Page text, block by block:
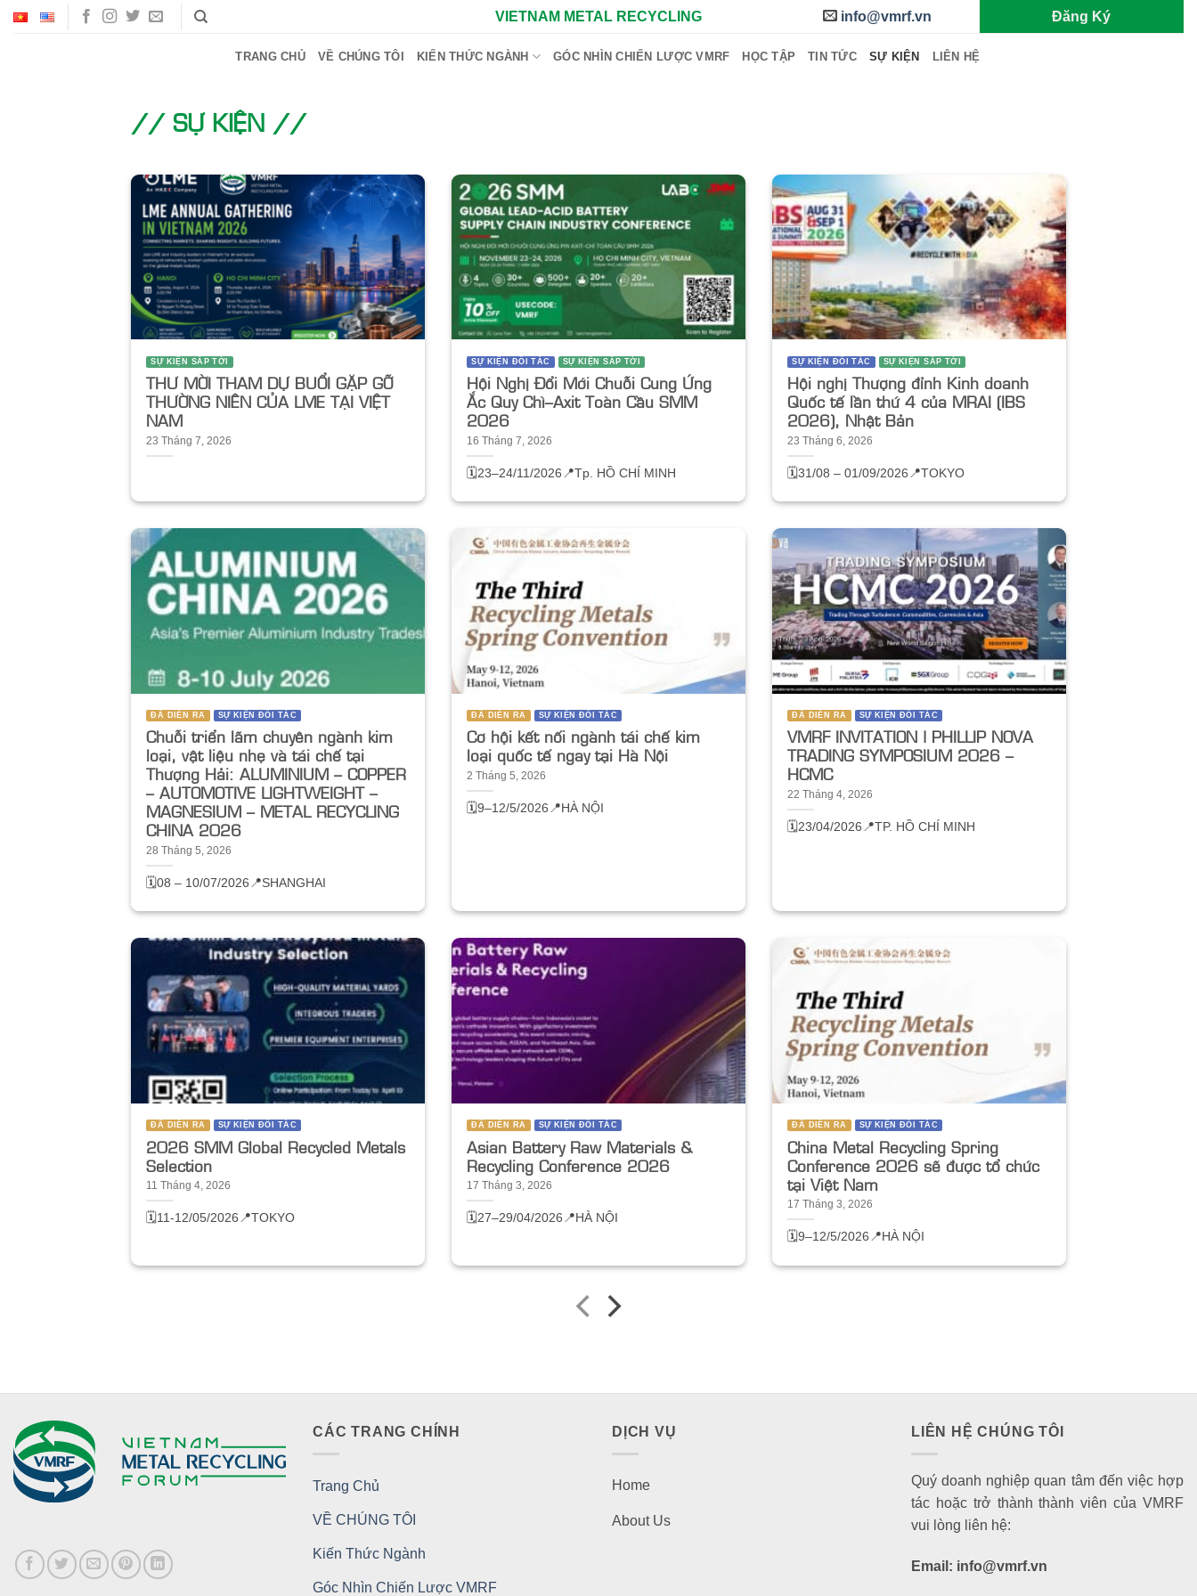
Bỏ
VIETNAM METAL RECYCLING info@vmrf.vn Đăng Ký
TRANG CHỦ VỀ CHÚNG TÔI KIẾN THỨC NGÀNH GÓC NHÌN CHIẾN LƯỢC VMRF HỌC TẬP TIN TỨC SỰ KIỆN LIÊN HỆ
// SỰ KIỆN //
SỰ KIỆN SẮP TỚI
THƯ MỜI THAM DỰ BUỔI GẶP GỠ
THƯỜNG NIÊN CỦA LME TẠI VIỆT
NAM
23 Tháng 7, 2026
SỰ KIỆN ĐỐI TÁC SỰ KIỆN SẮP TỚI
Hội Nghị Đổi Mới Chuỗi Cung Ứng
Ắc Quy Chì–Axit Toàn Cầu SMM
2026
16 Tháng 7, 2026
🗓️23–24/11/2026 📍Tp. HỒ CHÍ MINH
SỰ KIỆN ĐỐI TÁC SỰ KIỆN SẮP TỚI
Hội nghị Thượng đỉnh Kinh doanh
Quốc tế lần thứ 4 của MRAI (IBS
2026), Nhật Bản
23 Tháng 6, 2026
🗓️31/08 – 01/09/2026 📍TOKYO
ĐÃ DIỄN RA SỰ KIỆN ĐỐI TÁC
Chuỗi triển lãm chuyên ngành kim
loại, vật liệu nhẹ và tái chế tại
Thượng Hải: ALUMINIUM – COPPER
– AUTOMOTIVE LIGHTWEIGHT –
MAGNESIUM – METAL RECYCLING
CHINA 2026
28 Tháng 5, 2026
🗓️08 – 10/07/2026 📍SHANGHAI
ĐÃ DIỄN RA SỰ KIỆN ĐỐI TÁC
Cơ hội kết nối ngành tái chế kim
loại quốc tế ngay tại Hà Nội
2 Tháng 5, 2026
🗓️9–12/5/2026 📍HÀ NỘI
ĐÃ DIỄN RA SỰ KIỆN ĐỐI TÁC
VMRF INVITATION | PHILLIP NOVA
TRADING SYMPOSIUM 2026 –
HCMC
22 Tháng 4, 2026
🗓️23/04/2026 📍TP. HỒ CHÍ MINH
ĐÃ DIỄN RA SỰ KIỆN ĐỐI TÁC
2026 SMM Global Recycled Metals
Selection
11 Tháng 4, 2026
🗓️11-12/05/2026📍TOKYO
ĐÃ DIỄN RA SỰ KIỆN ĐỐI TÁC
Asian Battery Raw Materials &
Recycling Conference 2026
17 Tháng 3, 2026
🗓️27–29/04/2026📍HÀ NỘI
ĐÃ DIỄN RA SỰ KIỆN ĐỐI TÁC
China Metal Recycling Spring
Conference 2026 sẽ được tổ chức
tại Việt Nam
17 Tháng 3, 2026
🗓️9–12/5/2026📍HÀ NỘI
CÁC TRANG CHÍNH
Trang Chủ
VỀ CHÚNG TÔI
Kiến Thức Ngành
Góc Nhìn Chiến Lược VMRF
DỊCH VỤ
Home
About Us
LIÊN HỆ CHÚNG TÔI
Quý doanh nghiệp quan tâm đến việc hợp
tác hoặc trở thành thành viên của VMRF
vui lòng liên hệ:
Email: info@vmrf.vn